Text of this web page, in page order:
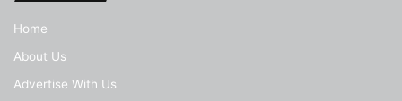
Home
About Us
Advertise With Us